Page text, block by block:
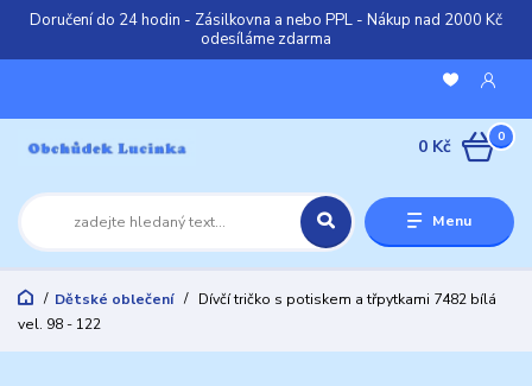
Doručení do 24 hodin - Zásilkovna a nebo PPL - Nákup nad 2000 Kč
odesíláme zdarma
Menu
0
0 Kč
Dětské oblečení
Dívčí tričko s potiskem a třpytkami 7482 bílá
vel. 98 - 122